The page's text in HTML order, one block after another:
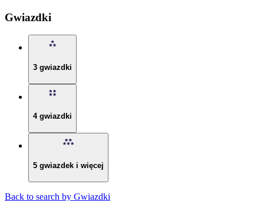
Gwiazdki
3 gwiazdki
4 gwiazdki
5 gwiazdek i więcej
Back to search by Gwiazdki